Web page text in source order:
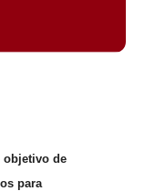
objetivo de
para